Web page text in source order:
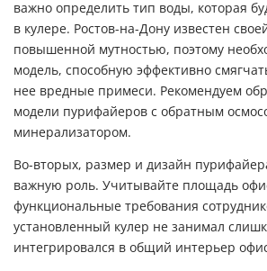
важно определить тип воды, которая
в кулере. Ростов-на-Дону известен
повышенной мутностью, поэтому
модель, способную эффективно
нее вредные примеси. Рекомендуем
модели пурифайеров с обратным
минерализатором.
Во-вторых, размер и дизайн
важную роль. Учитывайте площадь
функциональные требования
установленный кулер не занимал
интегрировался в общий интерьер